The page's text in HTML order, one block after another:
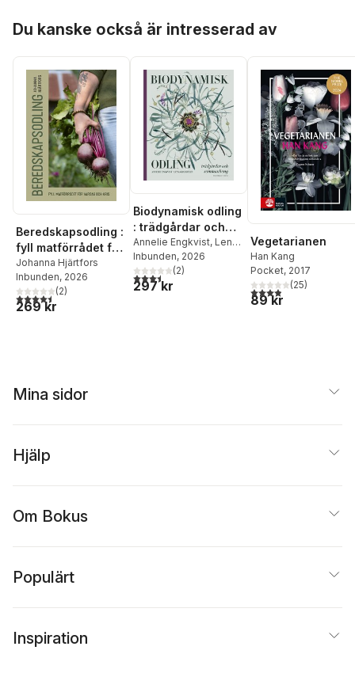
Du kanske också är intresserad av
Beredskapsodling :
fyll matförrådet för
vardag och kris
Johanna Hjärtfors
Inbunden, 2026
4,5utav 5 stjärnor. Totalt antal röster:
(2)
269 kr
Biodynamisk odling
: trädgårdar och
sammanhang
Annelie Engkvist, Lena
Granefelt
Inbunden, 2026
3,5utav 5 stjärnor. Totalt antal röster:
(2)
297 kr
Vegetarianen
Han Kang
Pocket, 2017
3,9utav 5 stjärnor.
(25)
89 kr
Mina sidor
Hjälp
Om Bokus
Populärt
Inspiration